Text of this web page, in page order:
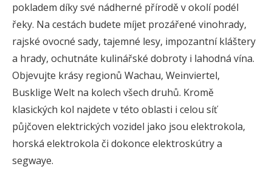
pokladem díky své nádherné přírodě v okolí podél
řeky. Na cestách budete míjet prozářené vinohrady,
rajské ovocné sady, tajemné lesy, impozantní kláštery
a hrady, ochutnáte kulinářské dobroty i lahodná vína.
Objevujte krásy regionů Wachau, Weinviertel,
Busklige Welt na kolech všech druhů. Kromě
klasických kol najdete v této oblasti i celou síť
půjčoven elektrických vozidel jako jsou elektrokola,
horská elektrokola či dokonce elektroskútry a
segwaye.